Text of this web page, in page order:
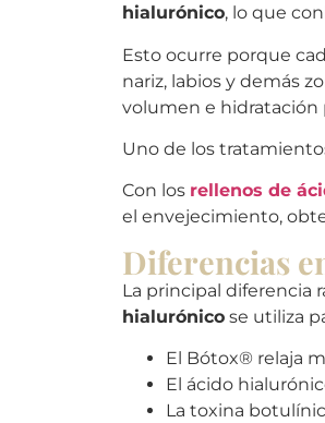
hialurónico, lo que
Esto ocurre porque
nariz, labios y demás
volumen e hidratación
Uno de los
Con los rellenos de
el envejecimiento,
Diferencias
La principal diferencia
hialurónico se utiliza
El Bótox® relaja
El ácido
La toxina